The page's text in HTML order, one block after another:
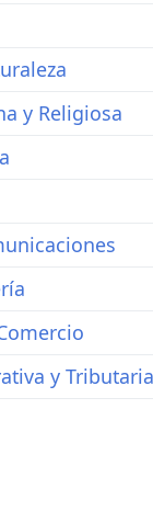
y Religiosa
y Tributaria